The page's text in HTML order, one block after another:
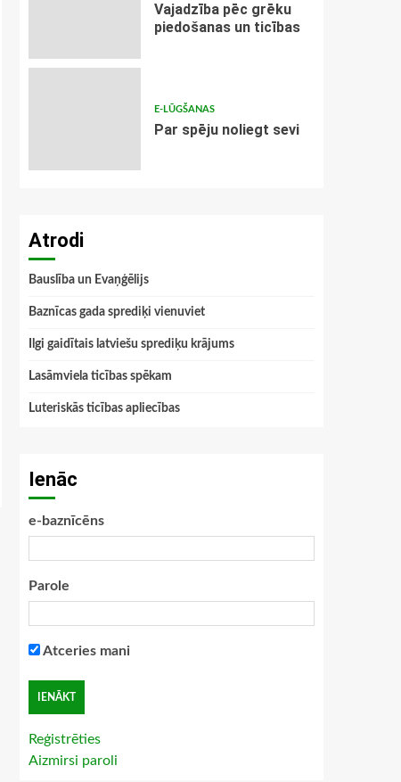
Vajadzība pēc grēku
piedošanas un ticības
E-LŪGŠANAS
Par spēju noliegt sevi
Atrodi
Bauslība un Evaņģēlijs
Baznīcas gada sprediķi vienuviet
Ilgi gaidītais latviešu sprediķu krājums
Lasāmviela ticības spēkam
Luteriskās ticības apliecības
Ienāc
e-baznīcēns
Parole
Atceries mani
Reģistrēties
Aizmirsi paroli